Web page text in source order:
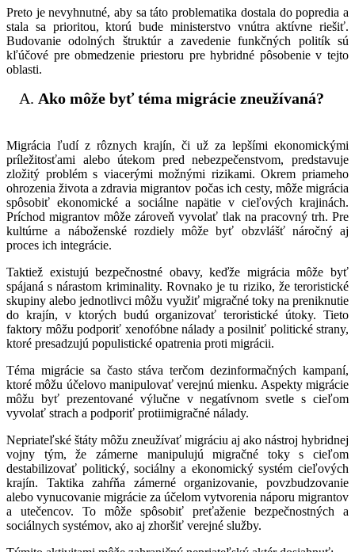
Preto je nevyhnutné, aby sa táto problematika dostala do popredia a
stala sa prioritou, ktorú bude ministerstvo vnútra aktívne riešiť.
Budovanie odolných štruktúr a zavedenie funkčných politík sú
kľúčové pre obmedzenie priestoru pre hybridné pôsobenie v tejto
oblasti.
Ako môže byť téma migrácie zneužívaná?
Migrácia ľudí z rôznych krajín, či už za lepšími ekonomickými
príležitosťami alebo útekom pred nebezpečenstvom, predstavuje
zložitý problém s viacerými možnými rizikami. Okrem priameho
ohrozenia života a zdravia migrantov počas ich cesty, môže migrácia
spôsobiť ekonomické a sociálne napätie v cieľových krajinách.
Príchod migrantov môže zároveň vyvolať tlak na pracovný trh. Pre
kultúrne a náboženské rozdiely môže byť obzvlášť náročný aj
proces ich integrácie.
Taktiež existujú bezpečnostné obavy, keďže migrácia môže byť
spájaná s nárastom kriminality. Rovnako je tu riziko, že teroristické
skupiny alebo jednotlivci môžu využiť migračné toky na preniknutie
do krajín, v ktorých budú organizovať teroristické útoky. Tieto
faktory môžu podporiť xenofóbne nálady a posilniť politické strany,
ktoré presadzujú populistické opatrenia proti migrácii.
Téma migrácie sa často stáva terčom dezinformačných kampaní,
ktoré môžu účelovo manipulovať verejnú mienku. Aspekty migrácie
môžu byť prezentované výlučne v negatívnom svetle s cieľom
vyvolať strach a podporiť protiimigračné nálady.
Nepriateľské štáty môžu zneužívať migráciu aj ako nástroj hybridnej
vojny tým, že zámerne manipulujú migračné toky s cieľom
destabilizovať politický, sociálny a ekonomický systém cieľových
krajín. Taktika zahŕňa zámerné organizovanie, povzbudzovanie
alebo vynucovanie migrácie za účelom vytvorenia náporu migrantov
a utečencov. To môže spôsobiť preťaženie bezpečnostných a
sociálnych systémov, ako aj zhoršiť verejné služby.